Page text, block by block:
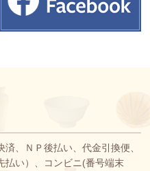
、ＮＰ後払い、代金引換便、
払い）、コンビニ(番号端末